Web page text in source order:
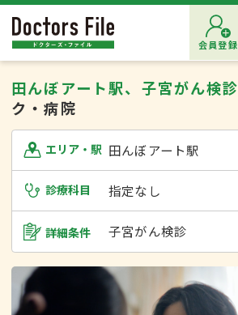
会員登録
田んぼアート駅、子宮がん検診
ク・病院
エリア・駅 田んぼアート駅
診療科目 指定なし
詳細条件 子宮がん検診